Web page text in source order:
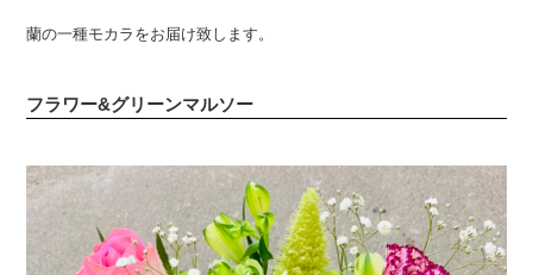
蘭の一種モカラをお届け致します。
フラワー&グリーンマルソー